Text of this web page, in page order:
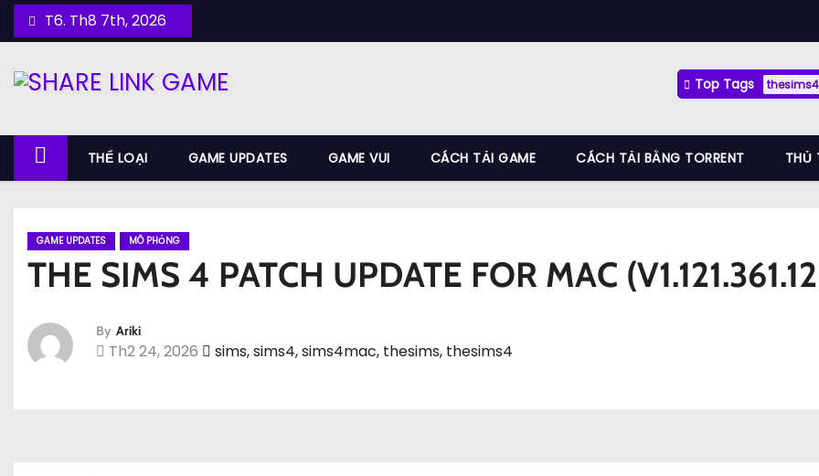
k
o
T6. Th8 7th, 2026
Top Tags thesims4
THỂ LOẠI GAME UPDATES GAME VUI CÁCH TẢI GAME CÁCH TẢI BẰNG TORRENT THỦ
GAME UPDATES MÔ PHỎNG
THE SIMS 4 PATCH UPDATE FOR MAC
By Ariki
Th2 24, 2026 sims,sims4,sims4mac, thesims, thesims4